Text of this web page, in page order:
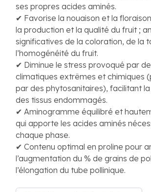
ses propres acides aminés.
✔ Favorise la nouaison et la
la production et la qualité du fruit ;
significatives de la coloration, de la
l’homogénéité du fruit.
✔ Diminue le stress provoqué par
climatiques extrêmes et chimiques
par des phytosanitaires), facilitant
des tissus endommagés.
✔ Aminogramme équilibré et
qui apporte les acides aminés
chaque phase.
✔ Contenu optimal en proline pour
l’augmentation du % de grains de
l’élongation du tube pollinique.